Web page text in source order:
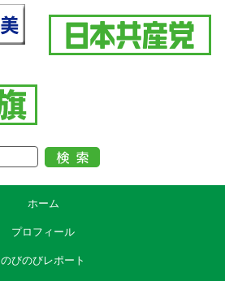
ホーム
プロフィール
のびのびレポート